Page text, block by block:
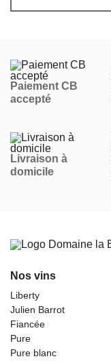
Paiement CB
accepté
Livraison à
domicile
Nos vins
Liberty
Julien Barrot
Fiancée
Pure
Pure blanc